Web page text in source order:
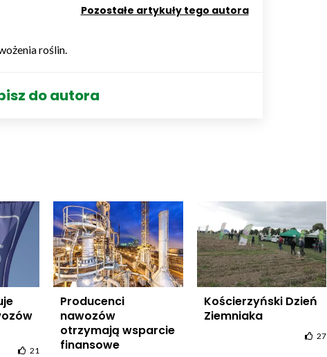
roślin.
Pozostałe artykuły tego autora
do autora
21
Producenci
nawozów
otrzymają wsparcie
finansowe
Kościerzyński Dzień
Ziemniaka
27